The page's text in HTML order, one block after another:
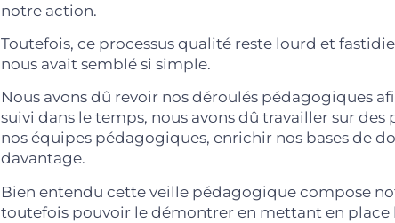
notre action.
Toutefois, ce processus qualité reste lourd et
nous avait semblé si simple.
Nous avons dû revoir nos déroulés pédagogiques
suivi dans le temps, nous avons dû travailler sur des
nos équipes pédagogiques, enrichir nos bases de
davantage.
Bien entendu cette veille pédagogique compose
toutefois pouvoir le démontrer en mettant en place